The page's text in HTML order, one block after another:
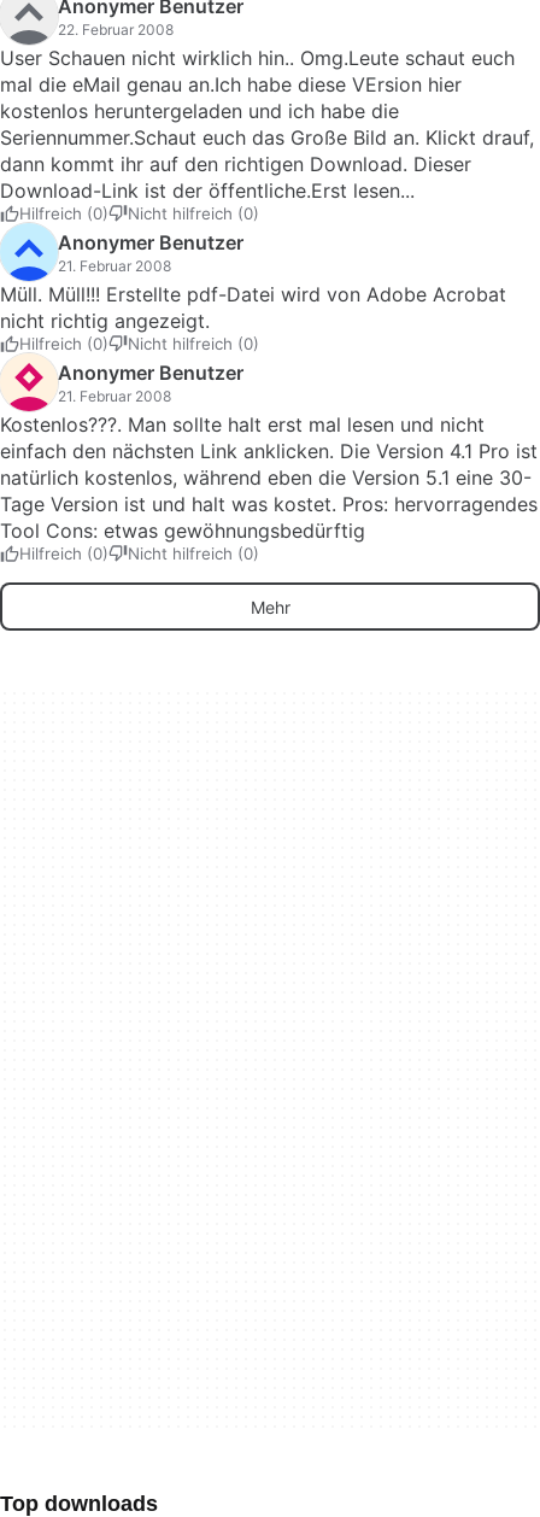
Anonymer Benutzer
22. Februar 2008
User Schauen nicht wirklich hin.. Omg.Leute schaut euch
mal die eMail genau an.Ich habe diese VErsion hier
kostenlos heruntergeladen und ich habe die
Seriennummer.Schaut euch das Große Bild an. Klickt drauf,
dann kommt ihr auf den richtigen Download. Dieser
Download-Link ist der öffentliche.Erst lesen...
Hilfreich (0) Nicht hilfreich (0)
Anonymer Benutzer
21. Februar 2008
Müll. Müll!!! Erstellte pdf-Datei wird von Adobe Acrobat
nicht richtig angezeigt.
Hilfreich (0) Nicht hilfreich (0)
Anonymer Benutzer
21. Februar 2008
Kostenlos???. Man sollte halt erst mal lesen und nicht
einfach den nächsten Link anklicken. Die Version 4.1 Pro ist
natürlich kostenlos, während eben die Version 5.1 eine 30-
Tage Version ist und halt was kostet. Pros: hervorragendes
Tool Cons: etwas gewöhnungsbedürftig
Hilfreich (0) Nicht hilfreich (0)
Mehr
Top downloads